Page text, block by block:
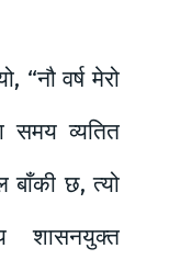
“नौ वर्ष मेरो
समय व्यतित
बाँकी छ, त्यो
शासनयुक्त